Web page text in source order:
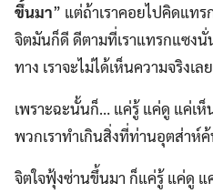
ขึ้นมา” แต่ถ้าเราคอยไปคิดแท
จิตมันก็ดี ดีตามที่เราแทรกแซงนั่
ทาง เราจะไม่ได้เห็นความจริงเล
เพราะฉะนั้นก็… แค่รู้ แค่ดู แค่เ
พวกเราทำเกินสิ่งที่ท่านอุตส่าห์
จิตใจฟุ้งซ่านขึ้นมา ก็แค่รู้ แค่ดู